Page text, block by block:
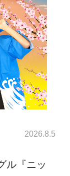
2026.8.5
ル『ニッ